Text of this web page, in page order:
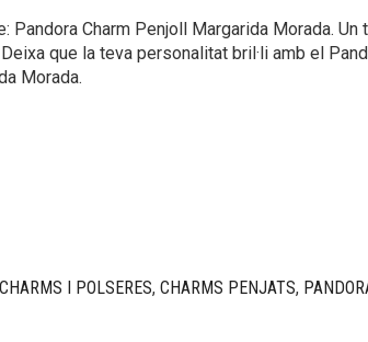
Pandora Charm Penjoll Margarida Morada. Un
que la teva personalitat bril·li amb el
Morada.
CHARMS I POLSERES, CHARMS PENJATS,